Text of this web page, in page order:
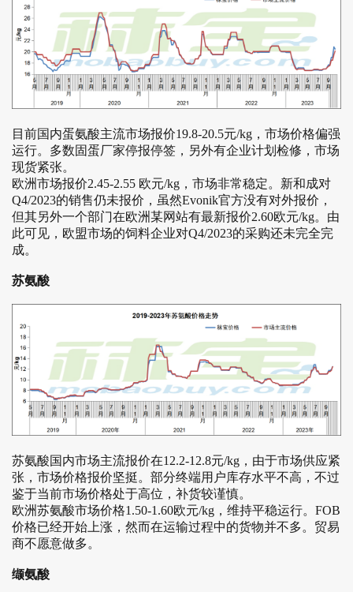
目前国内蛋氨酸主流市场报价19.8-20.5元/kg，市场价格偏强
运行。多数固蛋厂家停报停签，另外有企业计划检修，市场
现货紧张。
欧洲市场报价2.45-2.55 欧元/kg，市场非常稳定。新和成对
Q4/2023的销售仍未报价，虽然Evonik官方没有对外报价，
但其另外一个部门在欧洲某网站有最新报价2.60欧元/kg。由
此可见，欧盟市场的饲料企业对Q4/2023的采购还未完全完
成。
苏氨酸
苏氨酸国内市场主流报价在12.2-12.8元/kg，由于市场供应紧
张，市场价格报价坚挺。部分终端用户库存水平不高，不过
鉴于当前市场价格处于高位，补货较谨慎。
欧洲苏氨酸市场价格1.50-1.60欧元/kg，维持平稳运行。FOB
价格已经开始上涨，然而在运输过程中的货物并不多。贸易
商不愿意做多。
缬氨酸